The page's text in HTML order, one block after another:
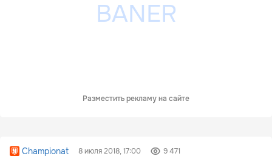
Разместить рекламу на сайте
Championat 8 июля 2018, 17:00 9 471